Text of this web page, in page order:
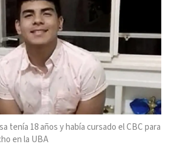
tenía 18 años y había cursado el CBC para
en la UBA